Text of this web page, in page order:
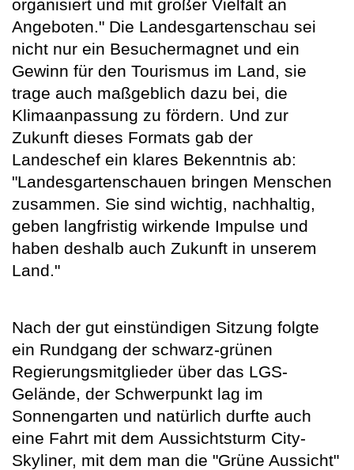
organisiert und mit großer Vielfalt an
Angeboten." Die Landesgartenschau sei
nicht nur ein Besuchermagnet und ein
Gewinn für den Tourismus im Land, sie
trage auch maßgeblich dazu bei, die
Klimaanpassung zu fördern. Und zur
Zukunft dieses Formats gab der
Landeschef ein klares Bekenntnis ab:
"Landesgartenschauen bringen Menschen
zusammen. Sie sind wichtig, nachhaltig,
geben langfristig wirkende Impulse und
haben deshalb auch Zukunft in unserem
Land."
Nach der gut einstündigen Sitzung folgte
ein Rundgang der schwarz-grünen
Regierungsmitglieder über das LGS-
Gelände, der Schwerpunkt lag im
Sonnengarten und natürlich durfte auch
eine Fahrt mit dem Aussichtsturm City-
Skyliner, mit dem man die "Grüne Aussicht"